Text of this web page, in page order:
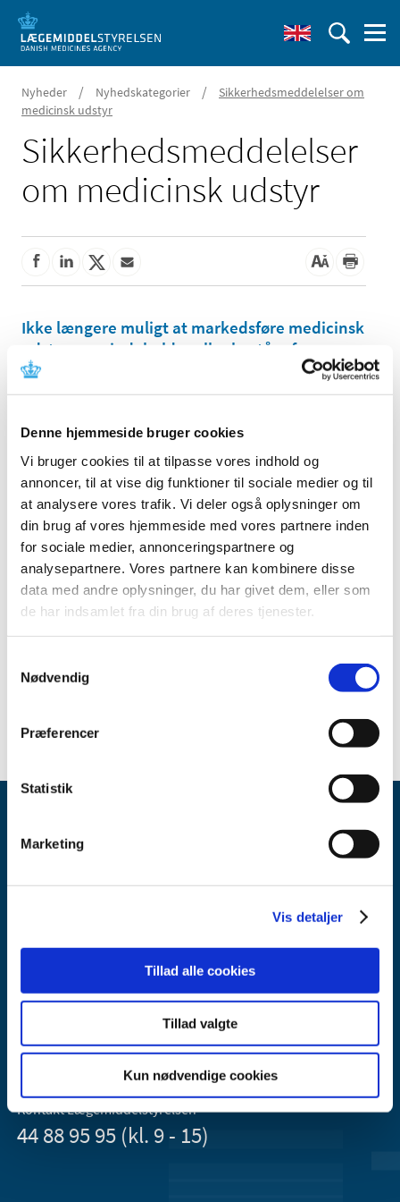
Denne hjemmeside bruger cookies
Vi bruger cookies til at tilpasse vores indhold og
annoncer, til at vise dig funktioner til sociale medier og til
at analysere vores trafik. Vi deler også oplysninger om
din brug af vores hjemmeside med vores partnere inden
for sociale medier, annonceringspartnere og
analysepartnere. Vores partnere kan kombinere disse
data med andre oplysninger, du har givet dem, eller som
de har indsamlet fra din brug af deres tjenester.
Nødvendig
Præferencer
Statistik
Marketing
Vis detaljer
Tillad alle cookies
Tillad valgte
Kun nødvendige cookies
Nyheder / Nyhedskategorier /
Sikkerhedsmeddelelser om
medicinsk udstyr
Sikkerhedsmeddelelser
om medicinsk udstyr
Ikke længere muligt at markedsføre medicinsk
udstyr, som indeholder eller består af
levedygtige biologiske materialer eller
levedygtige organismer
Når forordningen for medicinsk udstyr finder anvendelse
26. maj 2021, er det ikke længere muligt at markedsføre
Alle (356)
TID
2024 (3)
2023 (16)
2020 (1)
Axel Heides Gade 1
Email:dkma@dkma.dk
Lægemiddelstyrelsen er en del af
Sundheds- og Kirkeministeriet.
Kontakt Lægemiddelstyrelsen
44 88 95 95 (kl. 9 - 15)